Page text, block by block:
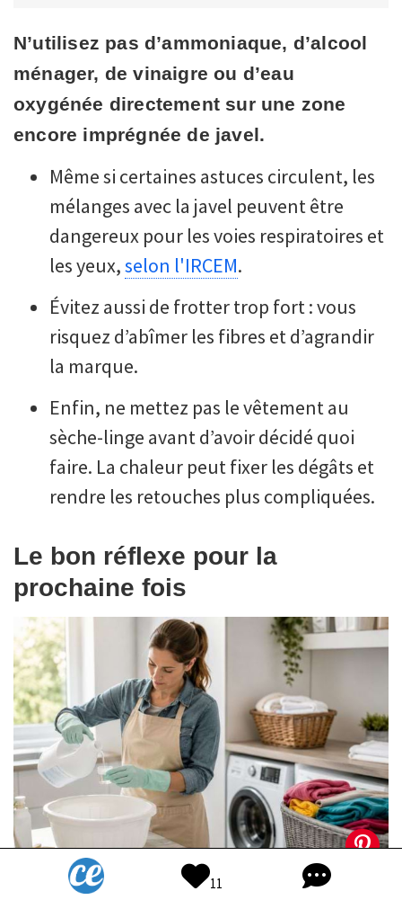
N’utilisez pas d’ammoniaque, d’alcool
ménager, de vinaigre ou d’eau
oxygénée directement sur une zone
encore imprégnée de javel.
Même si certaines astuces circulent, les
mélanges avec la javel peuvent être
dangereux pour les voies respiratoires et
les yeux,selon l'IRCEM.
Évitez aussi de frotter trop fort : vous
risquez d’abîmer les fibres et d’agrandir
la marque.
Enfin, ne mettez pas le vêtement au
sèche-linge avant d’avoir décidé quoi
faire. La chaleur peut fixer les dégâts et
rendre les retouches plus compliquées.
Le bon réflexe pour la
prochaine fois
11